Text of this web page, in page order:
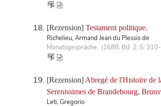
[Rezension] Testament politique.
Richelieu, Armand Jean du Plessis de
Monatsgespräche. (1688, Bd. 2, S.
[Rezension] Abregé de l'Histoire de
Serenissimes de Brandebourg,
Leti, Gregorio